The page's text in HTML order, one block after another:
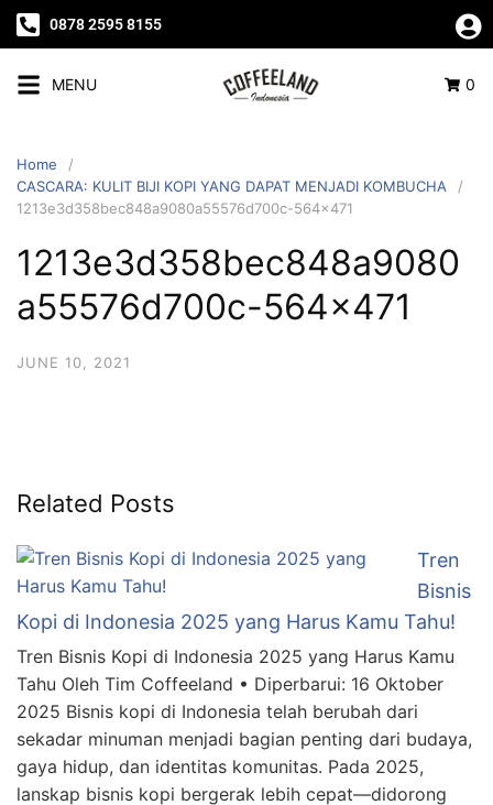
0878 2595 8155
MENU 0
Home
CASCARA: KULIT BIJI KOPI YANG DAPAT MENJADI KOMBUCHA
1213e3d358bec848a9080a55576d700c-564×471
1213e3d358bec848a9080
a55576d700c-564×471
JUNE 10, 2021
Related Posts
Tren
Bisnis
Kopi di Indonesia 2025 yang Harus Kamu Tahu!
Tren Bisnis Kopi di Indonesia 2025 yang Harus Kamu
Tahu Oleh Tim Coffeeland • Diperbarui: 16 Oktober
2025 Bisnis kopi di Indonesia telah berubah dari
sekadar minuman menjadi bagian penting dari budaya,
gaya hidup, dan identitas komunitas. Pada 2025,
lanskap bisnis kopi bergerak lebih cepat—didorong